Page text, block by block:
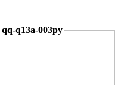
q13a-003py